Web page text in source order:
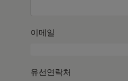
이메일
유선연락처